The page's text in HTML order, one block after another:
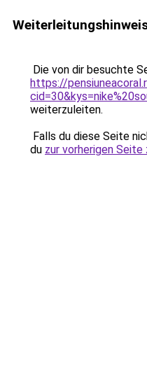
Die von dir besuchte
https://
weiterzuleiten.
Falls du diese Seite
du zur vorherigen Seite